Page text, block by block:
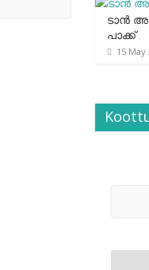
ടാന്‍
പാക്ക്
15 May